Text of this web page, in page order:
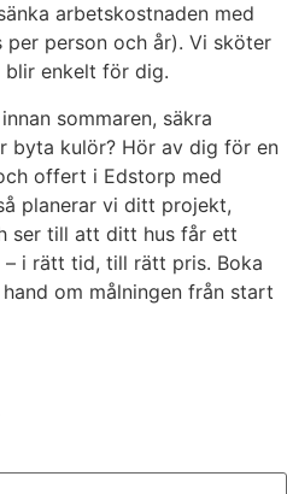
arbetskostnaden med
person och år). Vi sköter
enkelt för dig.
sommaren, säkra
byta kulör? Hör av dig för en
offert i Edstorp med
planerar vi ditt projekt,
ser till att ditt hus får ett
i rätt tid, till rätt pris. Boka
om målningen från start